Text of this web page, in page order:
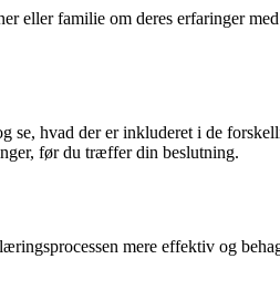
eller familie om deres erfaringer
se, hvad der er inkluderet i de
før du træffer din beslutning.
mere effektiv og